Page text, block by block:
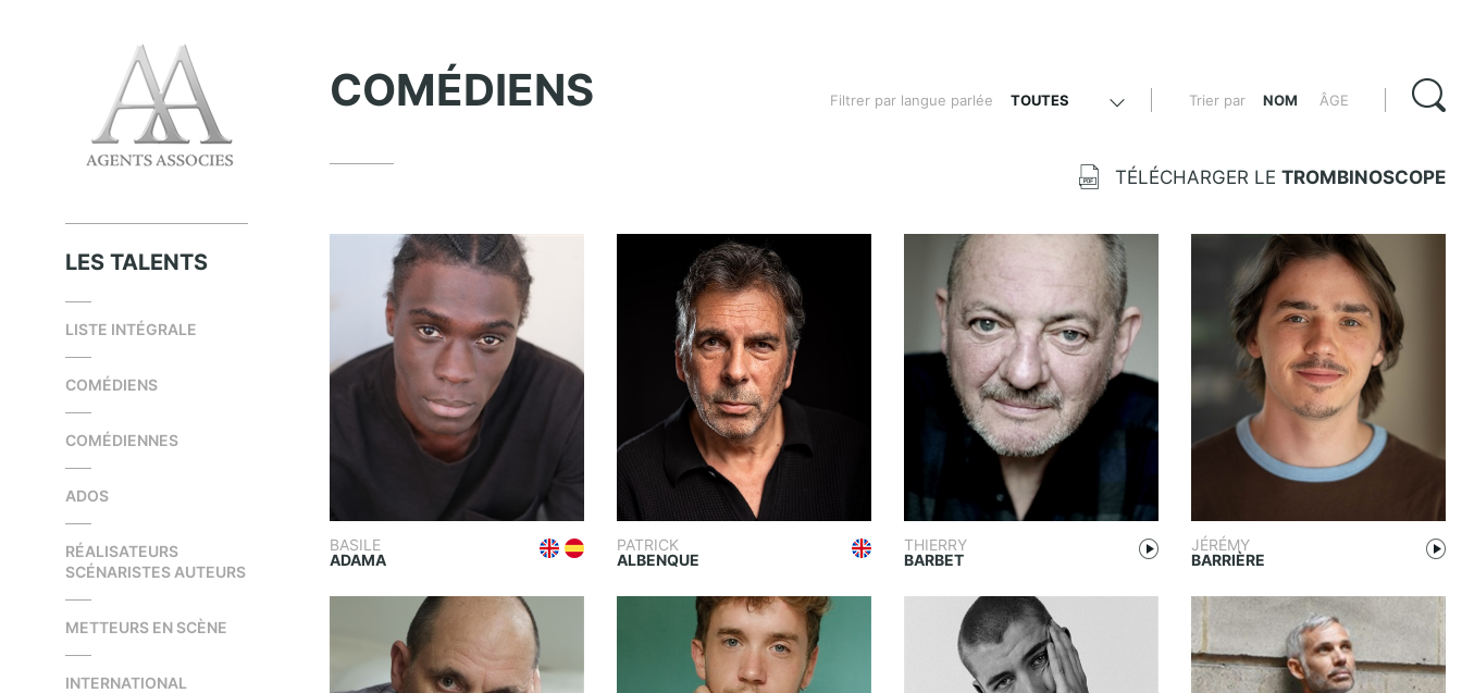
LES TALENTS
LISTE INTÉGRALE
COMÉDIENS
COMÉDIENNES
ADOS
RÉALISATEURS
SCÉNARISTES AUTEURS
METTEURS EN SCÈNE
INTERNATIONAL
COMÉDIENS Filtrer par langue parlée
TOUTES
Espagnol
Pilipino
Peulh
TOUTES
Trier par NOM ÂGE
TÉLÉCHARGER LE TROMBINOSCOPE
BASILE
ADAMA
PATRICK
ALBENQUE
THIERRY
BARBET
JÉRÉMY
BARRIÈRE